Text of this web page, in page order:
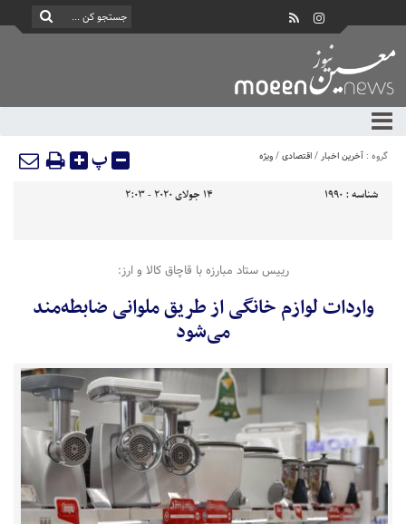
گروه : آخرین اخبار/اقتصادی/ویژه پ
شناسه : 1990 14 جولای 2020 - 2:03
رییس ستاد مبارزه با قاچاق کالا و ارز:
واردات لوازم خانگی از طریق ملوانی ضابطه‌مند
می‌شود